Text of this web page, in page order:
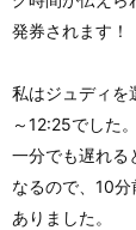
発券されます！
私はジュディを
～12:25でした。
一分でも遅れる
なるので、10
ありました。